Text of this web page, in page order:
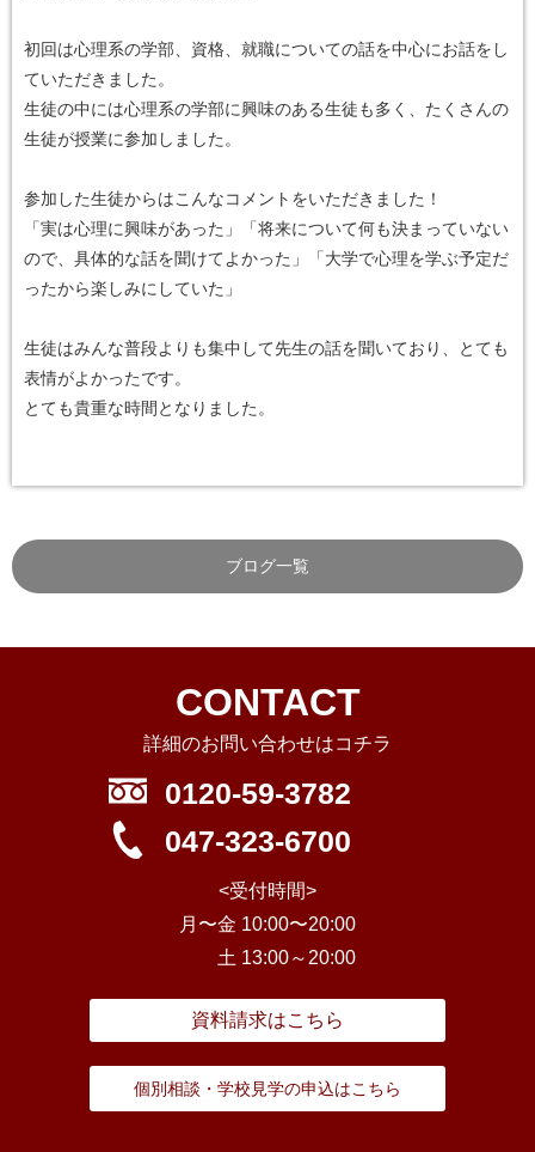
初回は心理系の学部、資格、就職についての話を中心にお話をし
ていただきました。
生徒の中には心理系の学部に興味のある生徒も多く、たくさんの
生徒が授業に参加しました。
参加した生徒からはこんなコメントをいただきました！
「実は心理に興味があった」「将来について何も決まっていない
ので、具体的な話を聞けてよかった」「大学で心理を学ぶ予定だ
ったから楽しみにしていた」
生徒はみんな普段よりも集中して先生の話を聞いており、とても
表情がよかったです。
とても貴重な時間となりました。
ブログ一覧
CONTACT
詳細のお問い合わせはコチラ
0120-59-3782
047-323-6700
<受付時間>
月〜金 10:00〜20:00
土 13:00～20:00
資料請求はこちら
個別相談・学校見学の申込はこちら